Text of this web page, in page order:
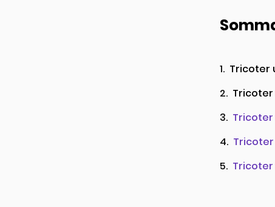
Tricoter